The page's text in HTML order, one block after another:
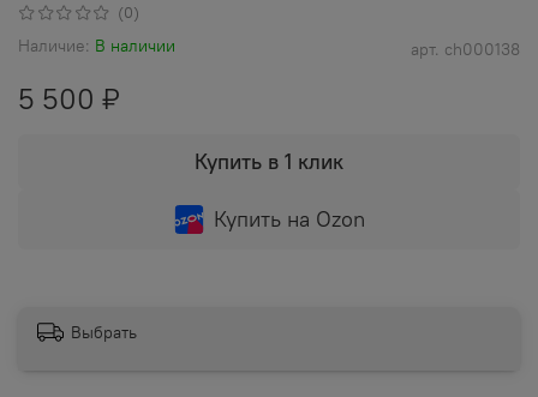
(0)
арт. ch000138
Наличие: В наличии
5 500 ₽
Купить в 1 клик
Купить на Ozon
Выбрать